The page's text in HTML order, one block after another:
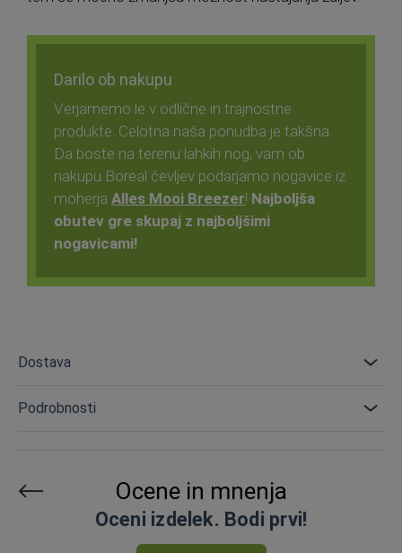
Darilo ob nakupu
Verjamemo le v odlične in trajnostne
produkte. Celotna naša ponudba je takšna.
Da boste na terenu lahkih nog, vam ob
nakupu Boreal čevljev podarjamo nogavice iz
moherja Alles Mooi Breezer! Najboljša
obutev gre skupaj z najboljšimi
nogavicami!
Dostava
Podrobnosti
Ocene in mnenja
Oceni izdelek. Bodi prvi!